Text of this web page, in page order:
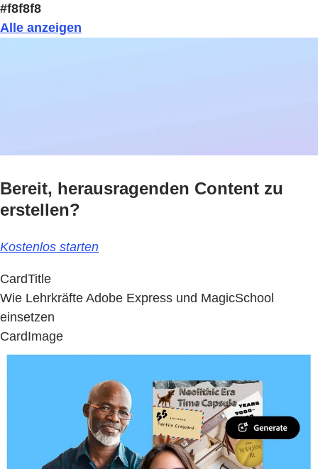
#f8f8f8
Alle anzeigen
Bereit, herausragenden Content zu
erstellen?
Kostenlos starten
CardTitle
Wie Lehrkräfte Adobe Express und MagicSchool
einsetzen
CardImage